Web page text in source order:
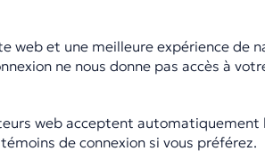
web et une meilleure expérience de
ne nous donne pas accès à
web acceptent automatiquement
de connexion si vous préférez.